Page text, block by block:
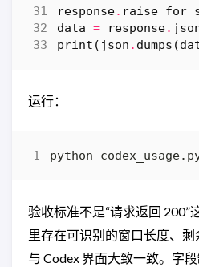
response.
data = response.
print ( json . dumps (
运行：
验收标准不是“请求返回 200”
里存在可识别的窗口长度、
与 Codex 界面大致一致。字